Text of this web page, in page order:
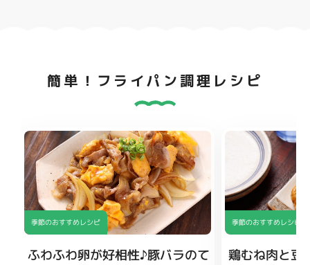
簡単！フライパン調理レシピ
季節のおすすめレシピ
ふわふわ卵が好相性♪豚バラのて
季節のおすすめレシピ
鶏むね肉と豆